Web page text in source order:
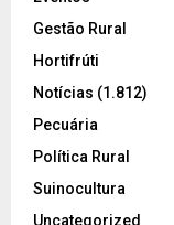
Gestão Rural
Hortifrúti
Notícias (1.812)
Pecuária
Política Rural
Suinocultura
Uncategorized